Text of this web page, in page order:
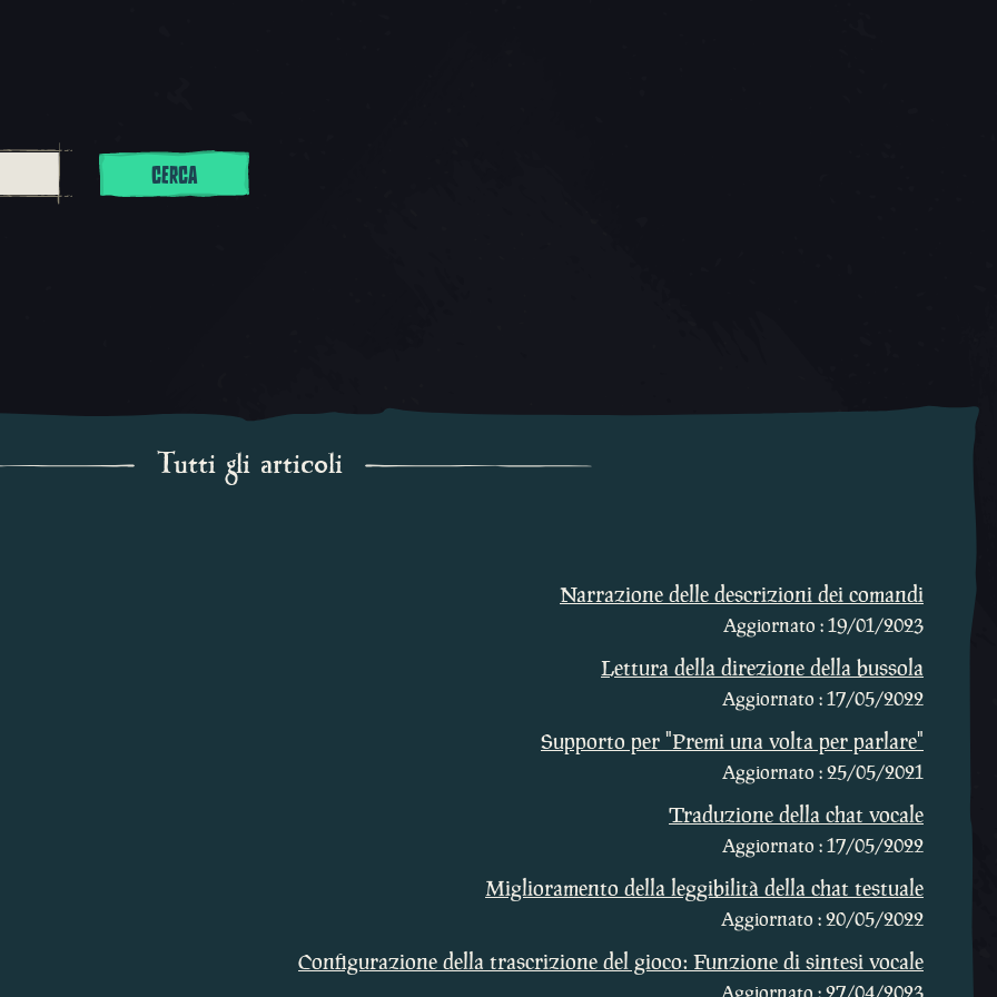
CERCA
Tutti gli articoli
Narrazione delle descrizioni dei comandi
Aggiornato : 19/01/2023
Lettura della direzione della bussola
Aggiornato : 17/05/2022
Supporto per "Premi una volta per parlare"
Aggiornato : 25/05/2021
Traduzione della chat vocale
Aggiornato : 17/05/2022
Miglioramento della leggibilità della chat testuale
Aggiornato : 20/05/2022
Configurazione della trascrizione del gioco: Funzione di sintesi vocale